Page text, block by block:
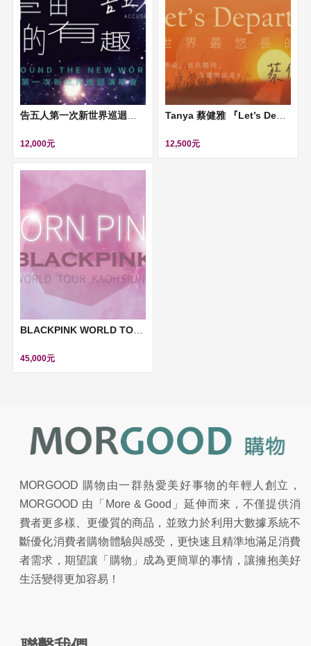
12,000元 12,500元
45,000元
MORGOOD 購物由一群熱愛美好事物的年輕人創立，
MORGOOD 由「More & Good」延伸而來，不僅提供消
費者更多樣、更優質的商品，並致力於利用大數據系統不
斷優化消費者購物體驗與感受，更快速且精準地滿足消費
者需求，期望讓「購物」成為更簡單的事情，讓擁抱美好
生活變得更加容易！